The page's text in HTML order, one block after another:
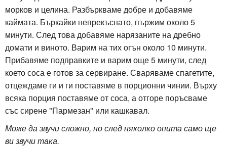
морков и целина. Разбъркваме добре и добавяме
каймата. Бъркайки непрекъснато, пържим около 5
минути. След това добавяме нарязаните на дребно
домати и виното. Варим на тих огън около 10 минути.
Прибавяме подправките и варим още 5 минути, след
което соса е готов за сервиране. Сваряваме спагетите,
отцеждаме ги и ги поставяме в порционни чинии. Върху
всяка порция поставяме от соса, а отгоре поръсваме
със сирене "Пармезан" или кашкавал.
Може да звучи сложно, но след няколко опита само ще
ви звучи така.